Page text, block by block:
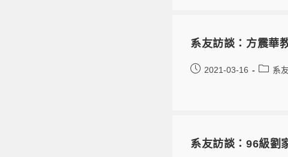
系友訪談：方震華
2021-03-16 系
系友訪談：96級劉